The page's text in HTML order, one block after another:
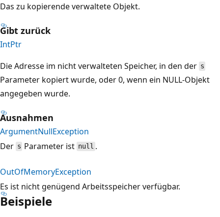
Das zu kopierende verwaltete Objekt.
Gibt zurück
IntPtr
Die Adresse im nicht verwalteten Speicher, in den der s
Parameter kopiert wurde, oder 0, wenn ein NULL-Objekt
angegeben wurde.
Ausnahmen
ArgumentNullException
Der s Parameter ist null .
OutOfMemoryException
Es ist nicht genügend Arbeitsspeicher verfügbar.
Beispiele